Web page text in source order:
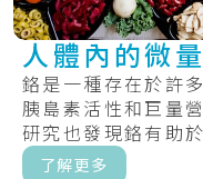
人體內的微
鉻是一種存在於許
胰島素活性和巨量
研究也發現鉻有助
白質.....
了解更多